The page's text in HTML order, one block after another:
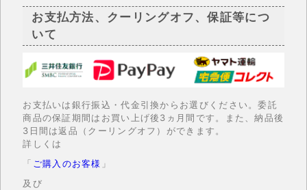
お支払方法、クーリングオフ、保証等につ
いて
お支払いは銀行振込・代金引換からお選びください。委託
商品の保証期間はお買い上げ後3ヵ月間です。また、納品後
3日間は返品（クーリングオフ）ができます。
詳しくは
「 ご購入のお客様 」
及び